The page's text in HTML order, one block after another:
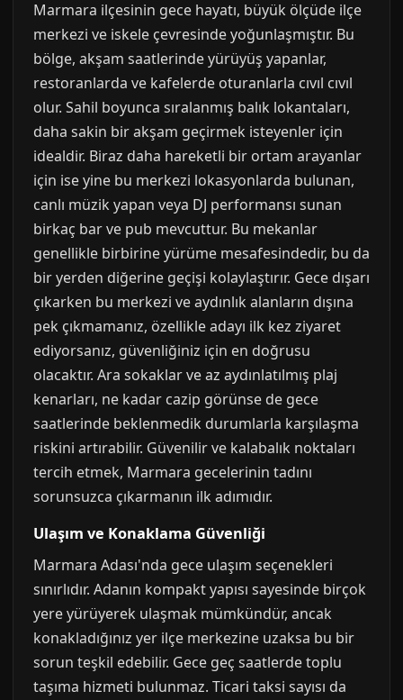
Marmara ilçesinin gece hayatı, büyük ölçüde ilçe
merkezi ve iskele çevresinde yoğunlaşmıştır. Bu
bölge, akşam saatlerinde yürüyüş yapanlar,
restoranlarda ve kafelerde oturanlarla cıvıl cıvıl
olur. Sahil boyunca sıralanmış balık lokantaları,
daha sakin bir akşam geçirmek isteyenler için
idealdir. Biraz daha hareketli bir ortam arayanlar
için ise yine bu merkezi lokasyonlarda bulunan,
canlı müzik yapan veya DJ performansı sunan
birkaç bar ve pub mevcuttur. Bu mekanlar
genellikle birbirine yürüme mesafesindedir, bu da
bir yerden diğerine geçişi kolaylaştırır. Gece dışarı
çıkarken bu merkezi ve aydınlık alanların dışına
pek çıkmamanız, özellikle adayı ilk kez ziyaret
ediyorsanız, güvenliğiniz için en doğrusu
olacaktır. Ara sokaklar ve az aydınlatılmış plaj
kenarları, ne kadar cazip görünse de gece
saatlerinde beklenmedik durumlarla karşılaşma
riskini artırabilir. Güvenilir ve kalabalık noktaları
tercih etmek, Marmara gecelerinin tadını
sorunsuzca çıkarmanın ilk adımıdır.
Ulaşım ve Konaklama Güvenliği
Marmara Adası'nda gece ulaşım seçenekleri
sınırlıdır. Adanın kompakt yapısı sayesinde birçok
yere yürüyerek ulaşmak mümkündür, ancak
konakladığınız yer ilçe merkezine uzaksa bu bir
sorun teşkil edebilir. Gece geç saatlerde toplu
taşıma hizmeti bulunmaz. Ticari taksi sayısı da